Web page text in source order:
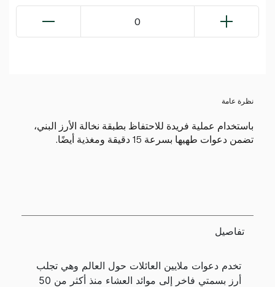
0
نظرة عامة
باستخدام عملية فريدة للاحتفاظ بطبقة نخالة الأرز البني،
تضمن دعوات طهيها بسرعة 15 دقيقة ومغذية أيضًا.
تفاصيل
تخدم دعوات ملايين العائلات حول العالم وهي تجلب
أرز بسمتي فاخر إلى موائد العشاء منذ أكثر من 50